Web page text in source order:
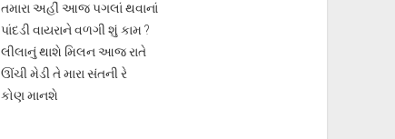
તમારા અહીં આજ પગલાં થવાનાં
પાંદડી વાયરાને વળગી શું કામ ?
લીલાનું થાશે મિલન આજ રાતે
ઊંચી મેડી તે મારા સંતની રે
કોણ માનશે